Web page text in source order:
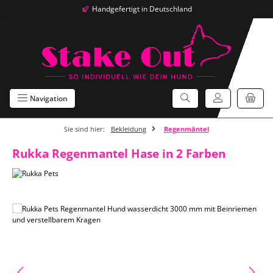
Zum Hauptinhalt springenHandgefertigt in Deutschland
Navigation
Sie sind hier: Bekleidung Regenmäntel
Rukka Regenmantel Hase in 2 Farben
Bildergalerie überspringen